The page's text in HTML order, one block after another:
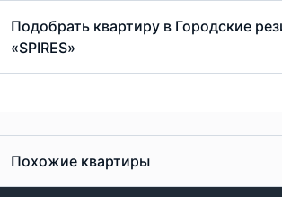
Подобрать квартиру в Городские
«SPIRES»
Похожие квартиры